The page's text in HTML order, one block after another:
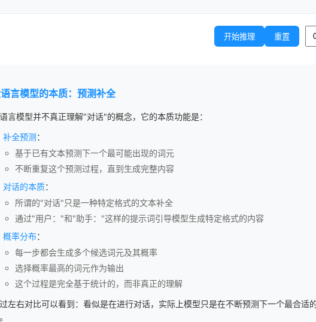
开始推理 重置
言模型的本质：预测补全
言模型并不真正理解"对话"的概念，它的本质功能是：
补全预测：
基于已有文本预测下一个最可能出现的词元
不断重复这个预测过程，直到生成完整内容
对话的本质：
所谓的"对话"只是一种特定格式的文本补全
通过"用户："和"助手："这样的提示词引导模型生成特定格式的内容
概率分布：
每一步都会生成多个候选词元及其概率
选择概率最高的词元作为输出
这个过程是完全基于统计的，而非真正的理解
左右对比可以看到：看似是在进行对话，实际上模型只是在不断预测下一个最合